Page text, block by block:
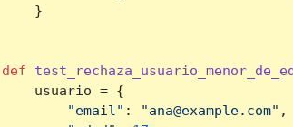
    }
def
    usuario = {
"email" : "ana@example.com" ,